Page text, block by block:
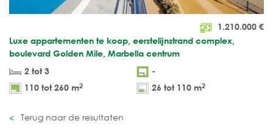
1.210.000 €
Luxe appartementen te koop, eerstelijnstrand complex,
boulevard Golden Mile, Marbella centrum
2 tot 3
-
110 tot 260 m2 26 tot 110 m2
Terug naar de resultaten